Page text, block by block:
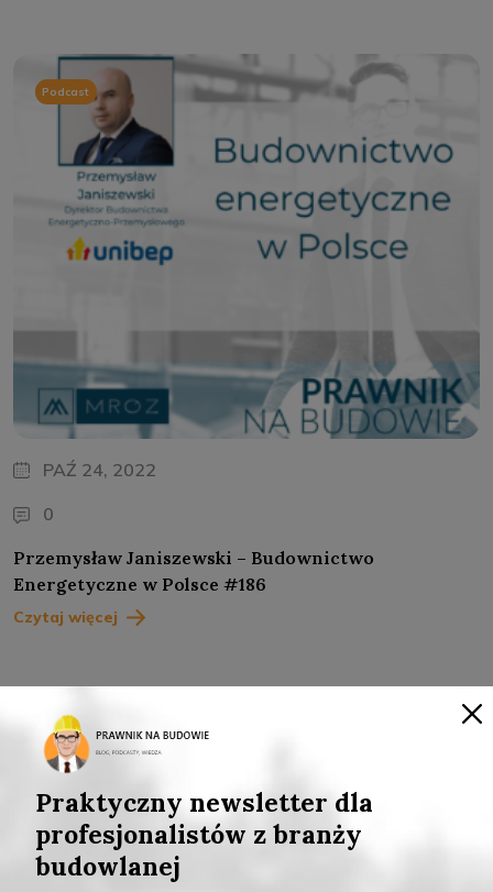
Podcast
PAŹ 24, 2022
0
Przemysław Janiszewski – Budownictwo
Energetyczne w Polsce #186
Czytaj więcej
WYRÓŻNIONE
Teksty Wyróżnione
Praktyczny newsletter dla
profesjonalistów z branży
budowlanej